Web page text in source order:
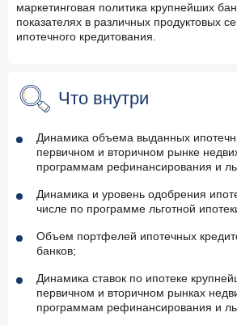
маркетинговая политика крупнейших
показателях в различных продуктовых
ипотечного кредитования.
Что внутри
Динамика объема выданных
первичном и вторичном рынке
программам рефинансирования и
Динамика и уровень одобрения
числе по программе льготной
Объем портфелей ипотечных
банков;
Динамика ставок по ипотеке
первичном и вторичном рынках
программам рефинансирования и